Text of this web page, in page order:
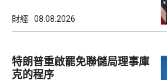
財經 08.08.2026
特朗普重啟罷免聯儲局理事庫
克的程序